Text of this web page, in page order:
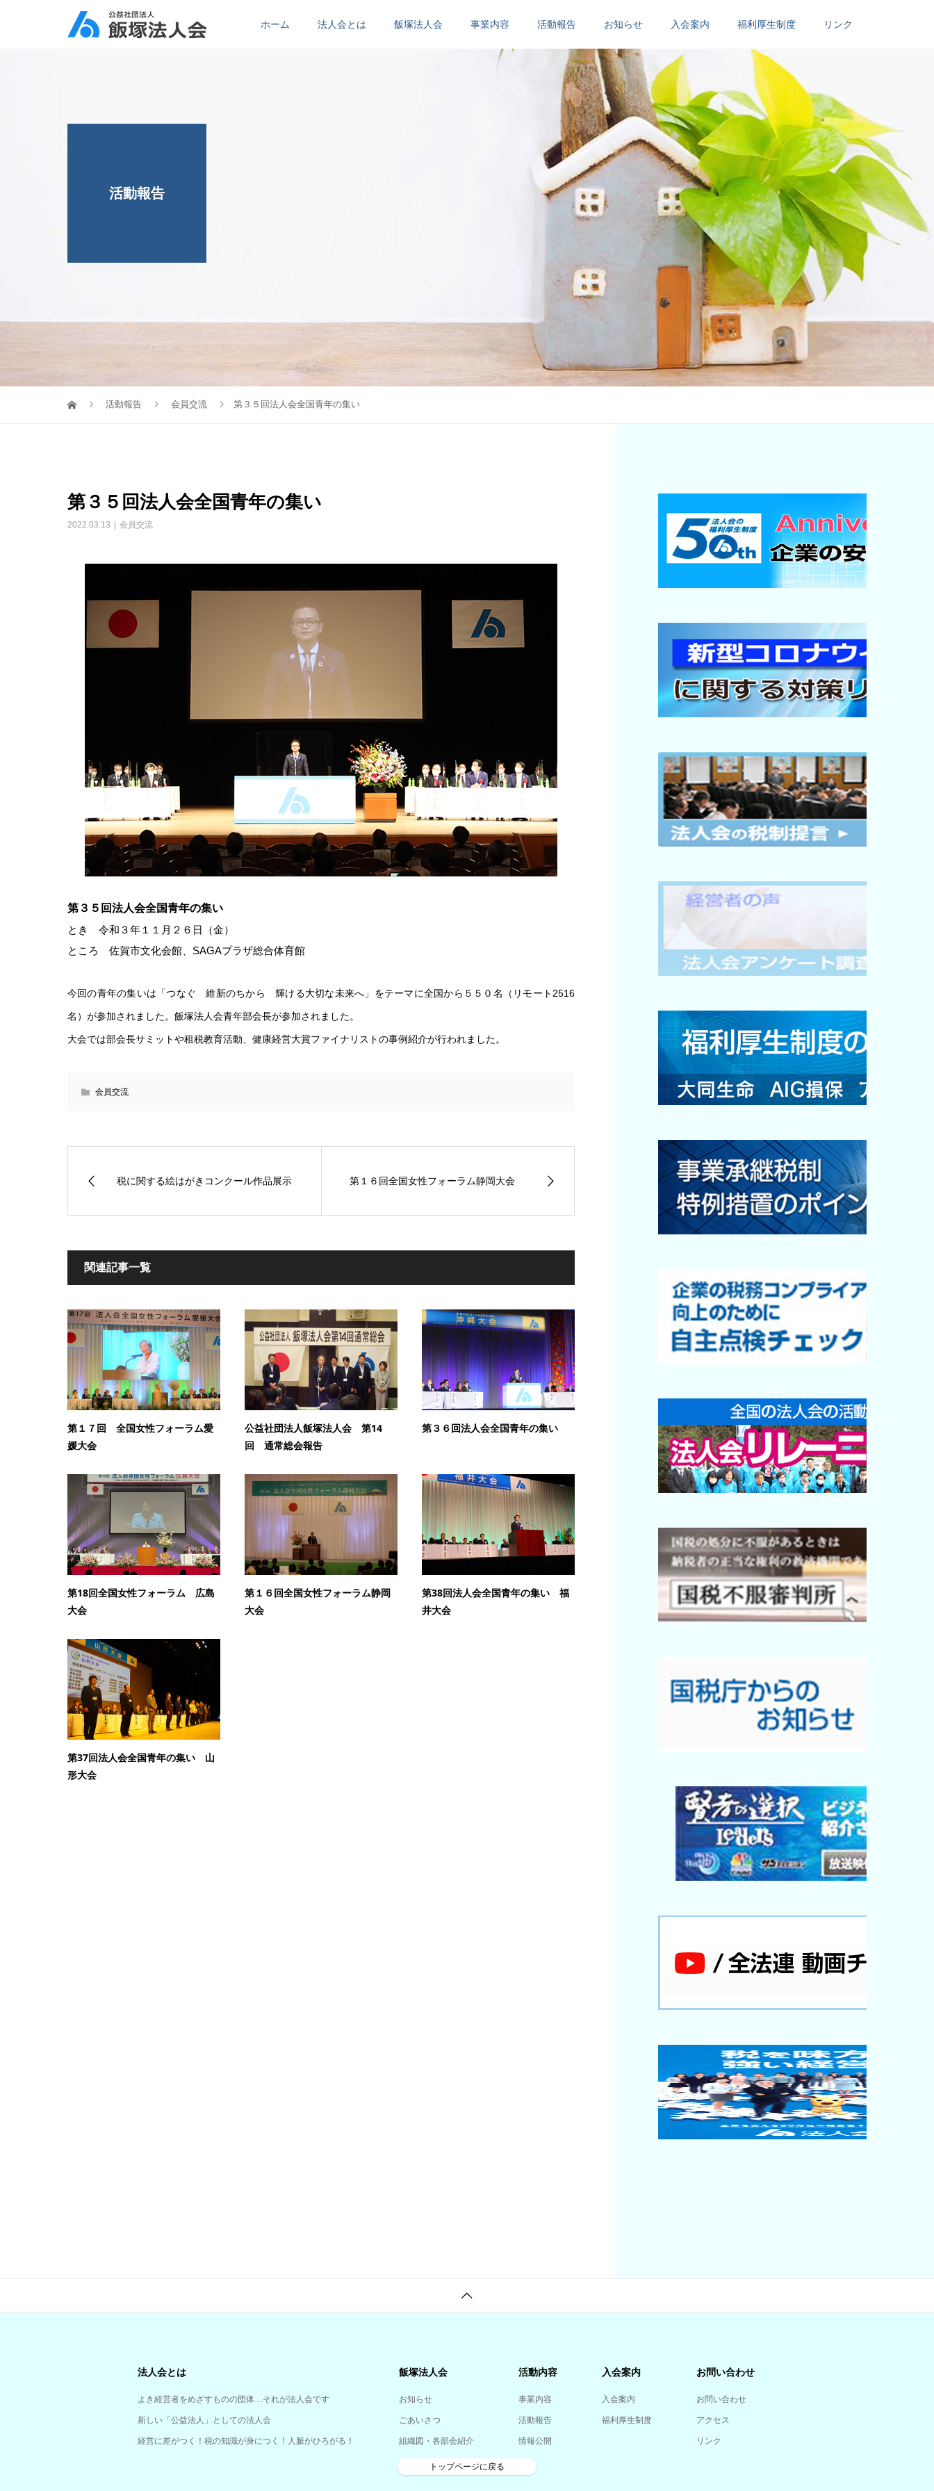
ホーム 法人会とは 飯塚法人会 事業内容 活動報告 お知らせ 入会案内 福利厚生制度 リンク
活動報告
活動報告 会員交流 第３５回法人会全国青年の集い
第３５回法人会全国青年の集い
2022.03.13 会員交流
第３５回法人会全国青年の集い
とき 令和３年１１月２６日（金）
ところ 佐賀市文化会館、SAGAプラザ総合体育館
今回の青年の集いは「つなぐ 維新のちから 輝ける大切な未来へ」をテーマに全国から５５０名（リモート2516
名）が参加されました。飯塚法人会青年部会長が参加されました。
大会では部会長サミットや租税教育活動、健康経営大賞ファイナリストの事例紹介が行われました。
会員交流
税に関する絵はがきコンクール作品展示 第１６回全国女性フォーラム静岡大会
関連記事一覧
第１７回 全国女性フォーラム愛
媛大会
公益社団法人飯塚法人会 第14
回 通常総会報告
第３６回法人会全国青年の集い
第18回全国女性フォーラム 広島
大会
第１６回全国女性フォーラム静岡
大会
第38回法人会全国青年の集い 福
井大会
第37回法人会全国青年の集い 山
形大会
法人会とは
よき経営者をめざすものの団体…それが法人会です
新しい「公益法人」としての法人会
経営に差がつく！税の知識が身につく！人脈がひろがる！
飯塚法人会
お知らせ
ごあいさつ
組織図・各部会紹介
活動内容
事業内容
活動報告
情報公開
入会案内
入会案内
福利厚生制度
お問い合わせ
お問い合わせ
アクセス
リンク
トップページに戻る